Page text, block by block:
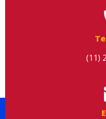
(11)
Utilizamos cookies para
conteúdo, melhorar o seu
segurança à sua
Política